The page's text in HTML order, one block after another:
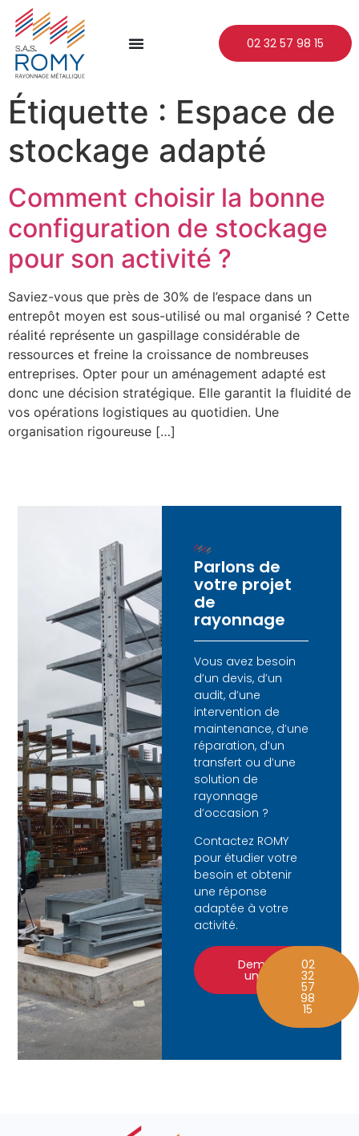
02 32 57 98 15
Étiquette : Espace de
stockage adapté
Comment choisir la bonne
configuration de stockage
pour son activité ?
Saviez-vous que près de 30% de l’espace dans un
entrepôt moyen est sous-utilisé ou mal organisé ? Cette
réalité représente un gaspillage considérable de
ressources et freine la croissance de nombreuses
entreprises. Opter pour un aménagement adapté est
donc une décision stratégique. Elle garantit la fluidité de
vos opérations logistiques au quotidien. Une
organisation rigoureuse […]
Parlons de
votre projet
de
rayonnage
Vous avez besoin
d’un devis, d’un
audit, d’une
intervention de
maintenance, d’une
réparation, d’un
transfert ou d’une
solution de
rayonnage
d’occasion ?
Contactez ROMY
pour étudier votre
besoin et obtenir
une réponse
adaptée à votre
activité.
Demander
un devis
02
32
57
98
15